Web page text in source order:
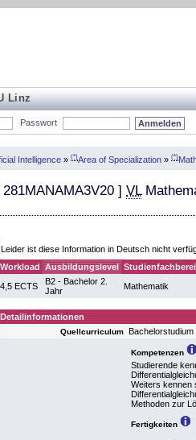
Linz
Passwort
Intelligence » (*)Area of Specialization » (*)
281MANAMA3V20 ] VL
Leider ist diese Information in Deutsch nicht
Workload Ausbildungslevel
4,5 ECTS
B2 - Bachelor 2.
Jahr
Mathematik
Detailinformationen
Quellcurriculum
Kompetenzen
Studierende
Weiters kennen
Methoden zur
Fertigkeiten